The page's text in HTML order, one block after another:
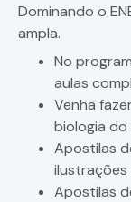
Dominando o
ampla.
No
aulas
Venha
biologia do
Apostilas
Apostilas